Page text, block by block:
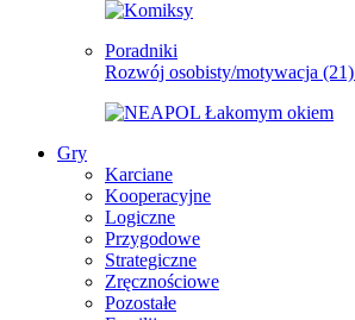
Poradniki
Rozwój osobisty/motywacja (21)
Gry
Karciane
Kooperacyjne
Logiczne
Przygodowe
Strategiczne
Zręcznościowe
Pozostałe